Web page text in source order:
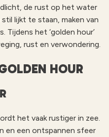
de rust op het water
lijkt te staan, maken van
Tijdens het ‘golden hour’
rust en verwondering.
HOUR
het vaak rustiger in zee.
en een ontspannen sfeer